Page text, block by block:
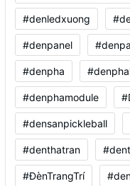
#denledxuong
#denpanel
#denpha
#denphamodule
#densanpickleball
#denthatran
#ĐènTrangTrí